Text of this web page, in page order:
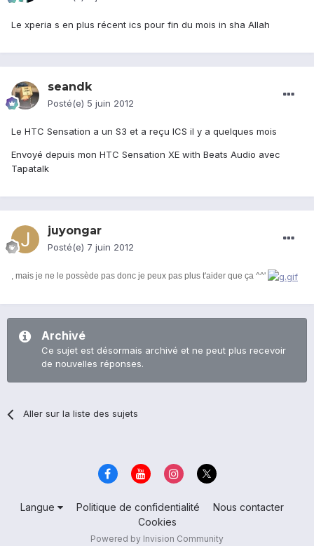
Le xperia s en plus récent ics pour fin du mois in sha Allah
seandk
Posté(e) 5 juin 2012
Le HTC Sensation a un S3 et a reçu ICS il y a quelques mois
Envoyé depuis mon HTC Sensation XE with Beats Audio avec
Tapatalk
juyongar
Posté(e) 7 juin 2012
, mais je ne le possède pas donc je peux pas plus t'aider que ça ^^'
Archivé
Ce sujet est désormais archivé et ne peut plus recevoir
de nouvelles réponses.
Aller sur la liste des sujets
Langue Politique de confidentialité
Nous contacter
Cookies
Powered by Invision Community